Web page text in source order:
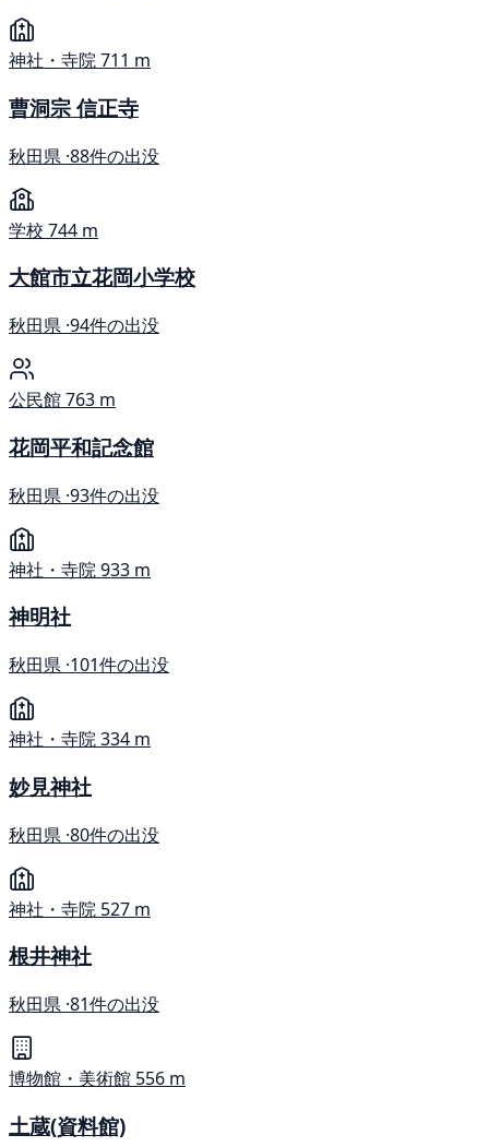
神社・寺院711 m
曹洞宗 信正寺
秋田県 ·88件の出没
学校 744 m
大館市立花岡小学校
秋田県 ·94件の出没
公民館763 m
花岡平和記念館
秋田県 ·93件の出没
神社・寺院933 m
神明社
秋田県 ·101件の出没
神社・寺院334 m
妙見神社
秋田県 ·80件の出没
神社・寺院 527 m
根井神社
秋田県 ·81件の出没
博物館・美術館 556 m
土蔵(資料館)